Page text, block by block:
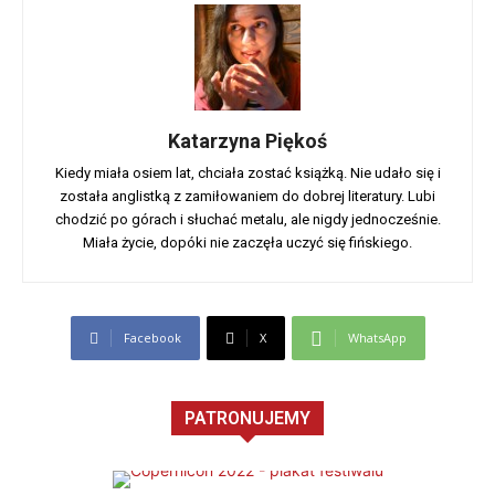
Katarzyna Piękoś
Kiedy miała osiem lat, chciała zostać książką. Nie udało się i
została anglistką z zamiłowaniem do dobrej literatury. Lubi
chodzić po górach i słuchać metalu, ale nigdy jednocześnie.
Miała życie, dopóki nie zaczęła uczyć się fińskiego.
Facebook X WhatsApp
PATRONUJEMY